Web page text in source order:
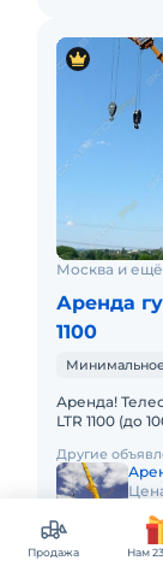
Москва и ещё
Аренда
1100
Аренда!
LTR 1100 (до
Другие
Продажа Нам